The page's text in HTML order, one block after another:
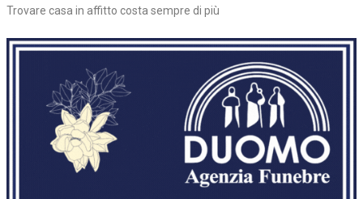
Trovare casa in affitto costa sempre di più